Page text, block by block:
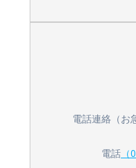
電話連絡（お
電話